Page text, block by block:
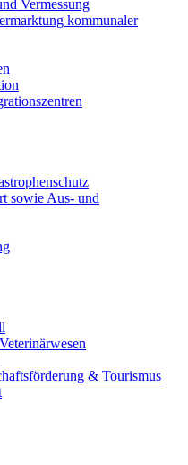
Vermessung
kommunaler
sowie Aus- und
& Tourismus